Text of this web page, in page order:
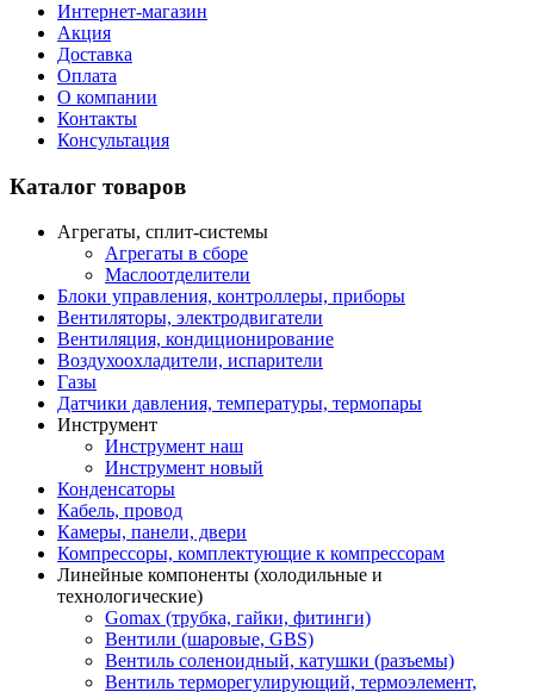
Интернет-магазин
Акция
Доставка
Оплата
О компании
Контакты
Консультация
Каталог товаров
Агрегаты, сплит-системы
Агрегаты в сборе
Маслоотделители
Блоки управления, контроллеры, приборы
Вентиляторы, электродвигатели
Вентиляция, кондиционирование
Воздухоохладители, испарители
Газы
Датчики давления, температуры, термопары
Инструмент
Инструмент наш
Инструмент новый
Конденсаторы
Кабель, провод
Камеры, панели, двери
Компрессоры, комплектующие к компрессорам
Линейные компоненты (холодильные и
технологические)
Gomax (трубка, гайки, фитинги)
Вентили (шаровые, GBS)
Вентиль соленоидный, катушки (разъемы)
Вентиль терморегулирующий, термоэлемент,